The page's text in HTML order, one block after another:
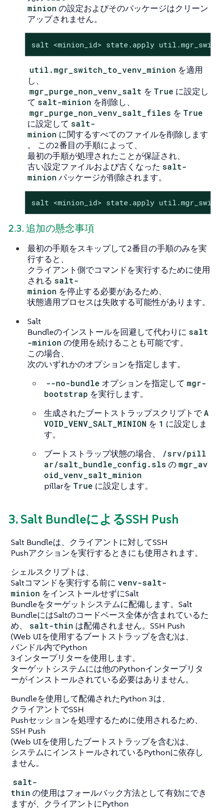
minion の設定およびそのパッケージはクリーン
アップされません。
salt <minion_id> state.apply
util.mgr_switch_to_venv_minion を適用
し、
mgr_purge_non_venv_salt を True に設定し
て salt-minion を削除し、
mgr_purge_non_venv_salt_files を True
に設定して salt-
minion に関するすべてのファイルを削除します
。 この2番目の手順によって、
最初の手順が処理されたことが保証され、
古い設定ファイルおよび古くなった salt-
minion パッケージが削除されます。
salt <minion_id> state.apply
2.3. 追加の懸念事項
最初の手順をスキップして2番目の手順のみを実
行すると、
クライアント側でコマンドを実行するために使用
される salt-
minion を停止する必要があるため、
状態適用プロセスは失敗する可能性があります。
Salt
Bundleのインストールを回避して代わりに salt
-minion の使用を続けることも可能です。
この場合、
次のいずれかのオプションを指定します。
--no-bundle オプションを指定して mgr-
bootstrap を実行します。
生成されたブートストラップスクリプトでA
VOID_VENV_SALT_MINION を 1 に設定しま
す。
ブートストラップ状態の場合、
/srv/pill
ar/salt_bundle_config.sls のmgr_av
oid_venv_salt_minion
pillarを True に設定します。
3. Salt BundleによるSSH Push
Salt Bundleは、クライアントに対してSSH
Pushアクションを実行するときにも使用されます。
シェルスクリプトは、
Saltコマンドを実行する前に venv-salt-
minion をインストールせずにSalt
Bundleをターゲットシステムに配備します。Salt
BundleにはSaltのコードベース全体が含まれているた
め、
salt-thin は配備されません。SSH Push
(Web UIを使用するブートストラップを含む)は、
バンドル内でPython
3インタープリターを使用します。
ターゲットシステムには他のPythonインタープリタ
ーがインストールされている必要はありません。
Bundleを使用して配備されたPython 3は、
クライアントでSSH
Pushセッションを処理するために使用されるため、
SSH Push
(Web UIを使用したブートストラップを含む)は、
システムにインストールされているPythonに依存し
ません。
salt-
thin の使用はフォールバック方法として有効にでき
ますが、クライアントにPython